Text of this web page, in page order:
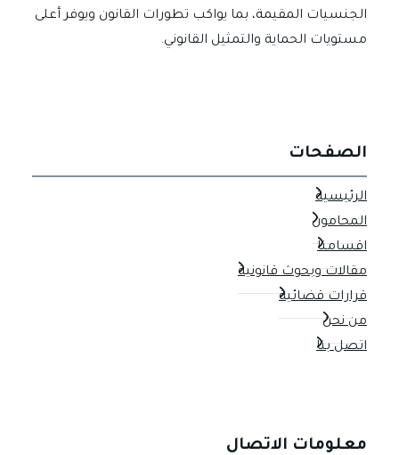
الجنسيات المقيمة، بما يواكب تطورات القانون ويوفر أعلى
مستويات الحماية والتمثيل القانوني.
الصفحات
الرئيسية
المحامون
اقسامنا
مقالات وبحوث قانونية
قرارات قضائية
من نحن
اتصل بنا
معلومات الاتصال